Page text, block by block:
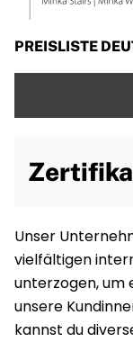
PREISLISTE
Unser
vielfältigen
unterzogen, um
unsere
kannst du